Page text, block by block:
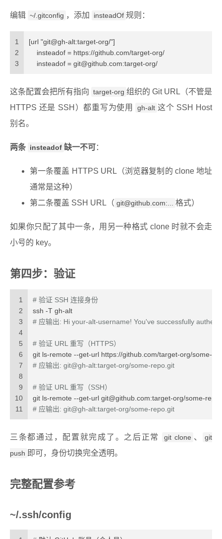
编辑 ~/.gitconfig ，添加 insteadOf 规则：
1
2
3
[url "git@gh-alt:target-org/"]
    insteadof = https://github.com/target-org/
    insteadof =
git@github.com:target-org/
这条配置会把所有指向 target-org 组织的 Git URL（不管是
HTTPS 还是 SSH）都重写为使用
gh-alt 这个 SSH Host
别名。
两条 insteadof 缺一不可：
第一条覆盖 HTTPS URL（浏览器复制的 clone 地址
通常是这种）
第二条覆盖 SSH URL（ git@github.com:... 格式）
如果你只配了其中一条，用另一种格式 clone 时就不会走
小号的 key。
第四步：验证
1
2
3
4
5
6
7
8
9
10
11
# 验证 SSH 连接身份
ssh -T gh-alt
# 应输出: Hi your-alt-username! You've successfully
# 验证 URL 重写（HTTPS）
git ls-remote --get-url https://github.com/target-org/some-
# 应输出: git@gh-alt:target-org/some-repo.git
# 验证 URL 重写（SSH）
git ls-remote --get-url git@github.com:target-org/some-
# 应输出: git@gh-alt:target-org/some-repo.git
三条都通过，配置就完成了。之后正常 git clone 、
git
push 即可，身份切换完全透明。
完整配置参考
~/.ssh/config